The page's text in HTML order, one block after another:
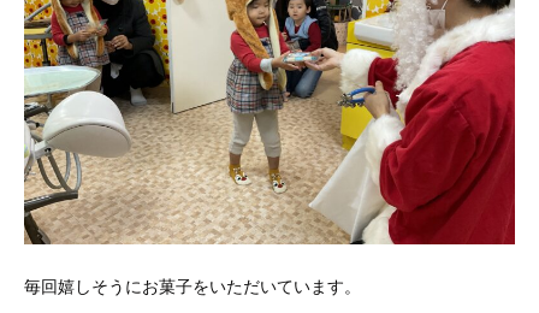
毎回嬉しそうにお菓子をいただいています。